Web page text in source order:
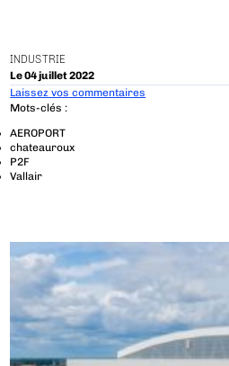
INDUSTRIE
Le 04 juillet 2022
Laissez vos commentaires
Mots-clés :
AEROPORT
chateauroux
P2F
Vallair